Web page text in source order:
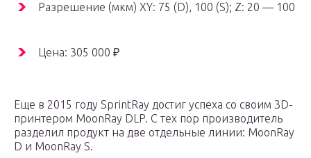
Разрешение (мкм) XY: 75 (D), 100 (S); Z: 20 — 100
Цена: 305 000 ₽
Еще в 2015 году SprintRay достиг успеха со своим 3D-
принтером MoonRay DLP. С тех пор производитель
разделил продукт на две отдельные линии: MoonRay
D и MoonRay S.